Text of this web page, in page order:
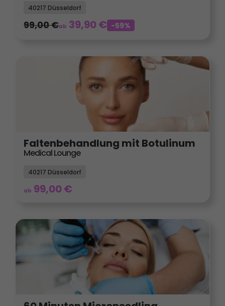
40217 Düsseldorf
99,00€ab 39,90€ -59%
Faltenbehandlung mit Botulinum
Medical Lounge
40217 Düsseldorf
ab 99,00€